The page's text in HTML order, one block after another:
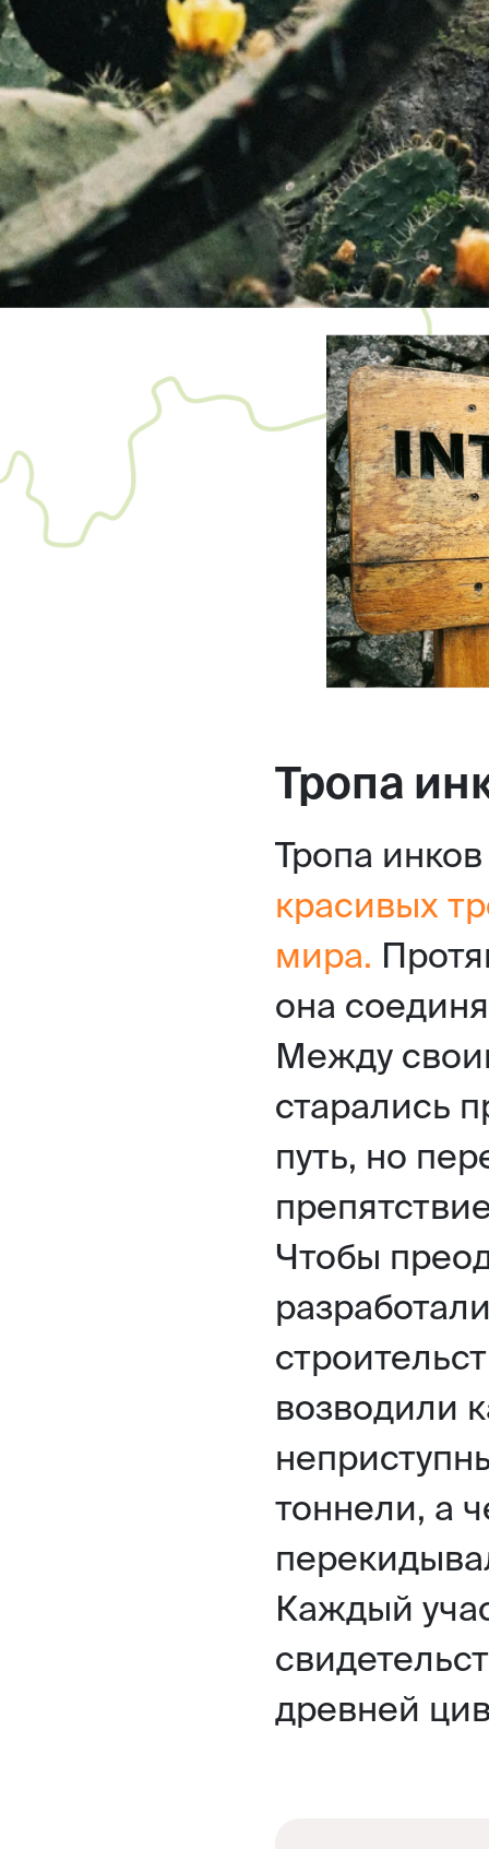
Тропа
Тропа
красивых
мира.
она
Между
старались
путь, но
Чтобы
возводили
тоннели, а
Каждый
древней